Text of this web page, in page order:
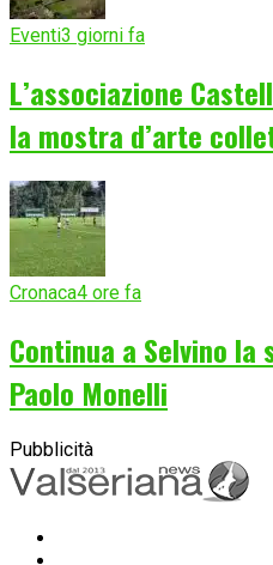
Eventi3 giorni fa
L’associazione
la mostra d’arte
Cronaca4 ore fa
Continua a Selvino
Paolo Monelli
Pubblicità